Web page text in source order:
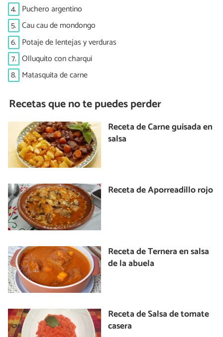
4. Puchero argentino
5. Cau cau de mondongo
6. Potaje de lentejas y verduras
7. Olluquito con charqui
8. Matasquita de carne
Recetas que no te puedes perder
Receta de Carne guisada en
salsa
Receta de Aporreadillo rojo
Receta de Ternera en salsa
de la abuela
Receta de Salsa de tomate
casera